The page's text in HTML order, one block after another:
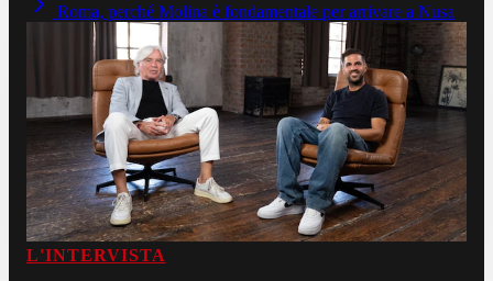
Roma, perché Molina è fondamentale per arrivare a Nusa
L'INTERVISTA